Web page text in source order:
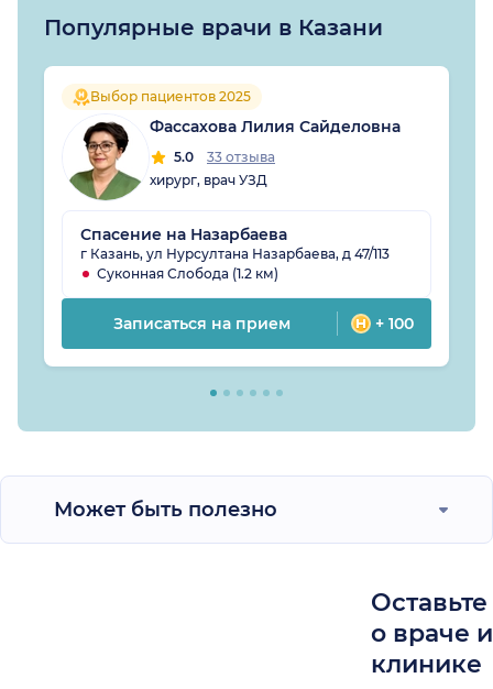
Популярные врачи в Казани
Выбор пациентов 2025
Фассахова Лилия Сайделовна
5.0
33 отзыва
хирург, врач УЗД
Спасение на Назарбаева
г Казань, ул Нурсултана Назарбаева, д 47/113
Суконная Слобода (1.2 км)
Записаться на прием + 100
Может быть полезно
о враче
клинике